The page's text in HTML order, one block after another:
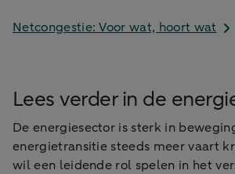
Netcongestie: Voor wat, hoort wat
Lees verder in de
De energiesector is sterk in
energietransitie steeds meer vaart
wil een leidende rol spelen in het